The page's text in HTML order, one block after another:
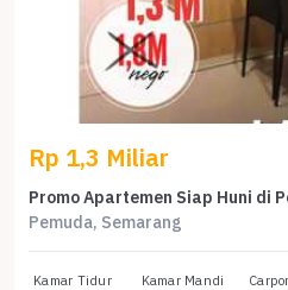
Rp 1,3 Miliar
Promo Apartemen Siap Huni di
Pemuda, Semarang
Kamar Tidur Kamar Mandi